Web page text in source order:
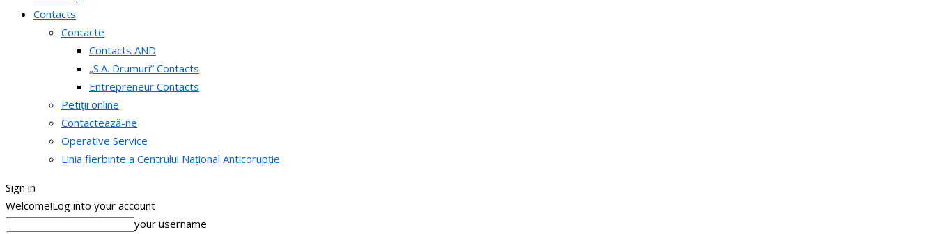
Contacts
Contacte
Contacts AND
„S.A. Drumuri” Contacts
Entrepreneur Contacts
Petiții online
Contactează-ne
Operative Service
Linia fierbinte a Centrului Național Anticorupție
Sign in
Welcome!Log into your account
your username